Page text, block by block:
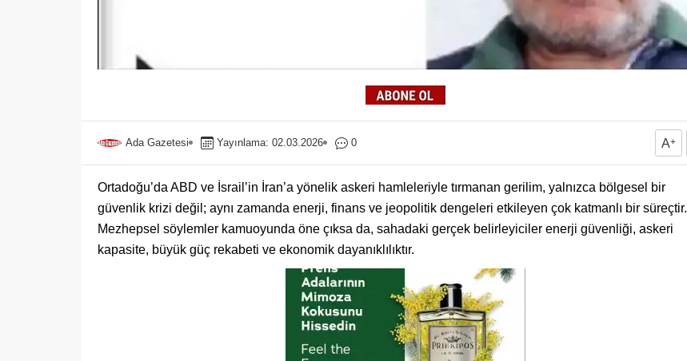
Ada Gazetesi Yayınlama: 02.03.2026 0 A+
Ortadoğu’da ABD ve İsrail’in İran’a yönelik askeri hamleleriyle tırmanan gerilim, yalnızca bölgesel bir
güvenlik krizi değil; aynı zamanda enerji, finans ve jeopolitik dengeleri etkileyen çok katmanlı bir süreçtir.
Mezhepsel söylemler kamuoyunda öne çıksa da, sahadaki gerçek belirleyiciler enerji güvenliği, askeri
kapasite, büyük güç rekabeti ve ekonomik dayanıklılıktır.